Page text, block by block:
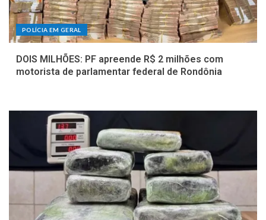
POLÍCIA EM GERAL
DOIS MILHÕES: PF apreende R$ 2 milhões com
motorista de parlamentar federal de Rondônia